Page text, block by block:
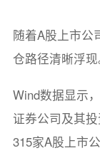
随着A股上市公
仓路径清晰浮现
Wind数据显示
证券公司及其
315家A股上市